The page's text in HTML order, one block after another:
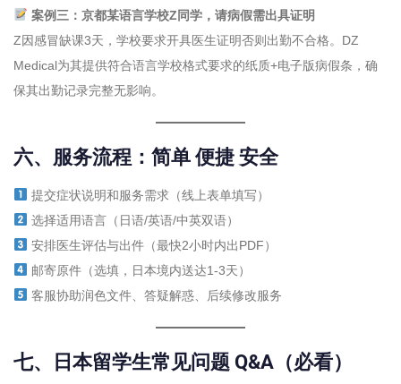
案例三：京都某语言学校Z同学，请病假需出具证明
Z因感冒缺课3天，学校要求开具医生证明否则出勤不合格。DZ
Medical为其提供符合语言学校格式要求的纸质+电子版病假条，确
保其出勤记录完整无影响。
六、服务流程：简单 便捷 安全
提交症状说明和服务需求（线上表单填写）
选择适用语言（日语/英语/中英双语）
安排医生评估与出件（最快2小时内出PDF）
邮寄原件（选填，日本境内送达1-3天）
客服协助润色文件、答疑解惑、后续修改服务
七、日本留学生常见问题 Q&A（必看）